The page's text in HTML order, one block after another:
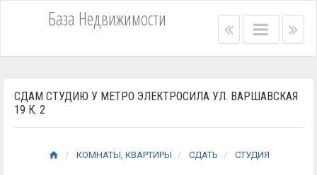
База Недвижимости Left
bar
Main
menu
Right
menu
bar
СДАМ СТУДИЮ У МЕТРО ЭЛЕКТРОСИЛА УЛ. ВАРШАВСКАЯ
19 К. 2
КОМНАТЫ, КВАРТИРЫ СДАТЬ СТУДИЯ